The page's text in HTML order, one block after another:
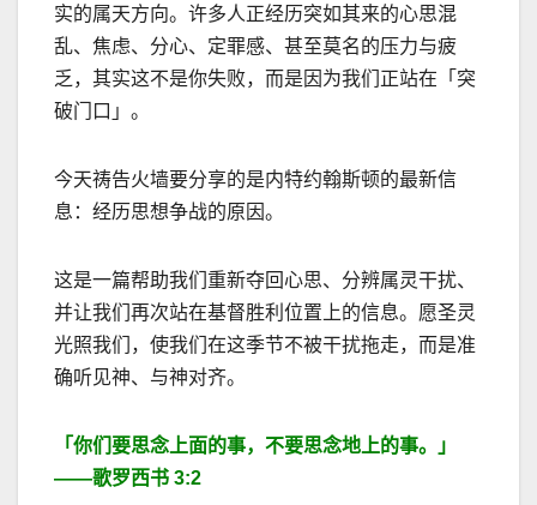
实的属天方向。许多人正经历突如其来的心思混
乱、焦虑、分心、定罪感、甚至莫名的压力与疲
乏，其实这不是你失败，而是因为我们正站在「突
破门口」。
今天祷告火墙要分享的是内特约翰斯顿的最新信
息：经历思想争战的原因。
这是一篇帮助我们重新夺回心思、分辨属灵干扰、
并让我们再次站在基督胜利位置上的信息。愿圣灵
光照我们，使我们在这季节不被干扰拖走，而是准
确听见神、与神对齐。
「你们要思念上面的事，不要思念地上的事。」
——歌罗西书 3:2